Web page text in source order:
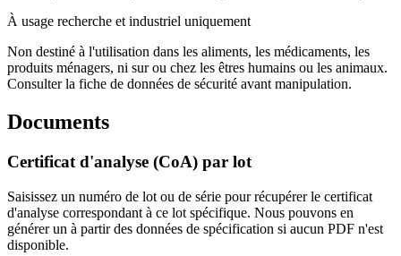
À usage recherche et industriel uniquement
Non destiné à l'utilisation dans les aliments, les médicaments, les
produits ménagers, ni sur ou chez les êtres humains ou les animaux.
Consulter la fiche de données de sécurité avant manipulation.
Documents
Certificat d'analyse (CoA) par lot
Saisissez un numéro de lot ou de série pour récupérer le certificat
d'analyse correspondant à ce lot spécifique. Nous pouvons en
générer un à partir des données de spécification si aucun PDF n'est
disponible.